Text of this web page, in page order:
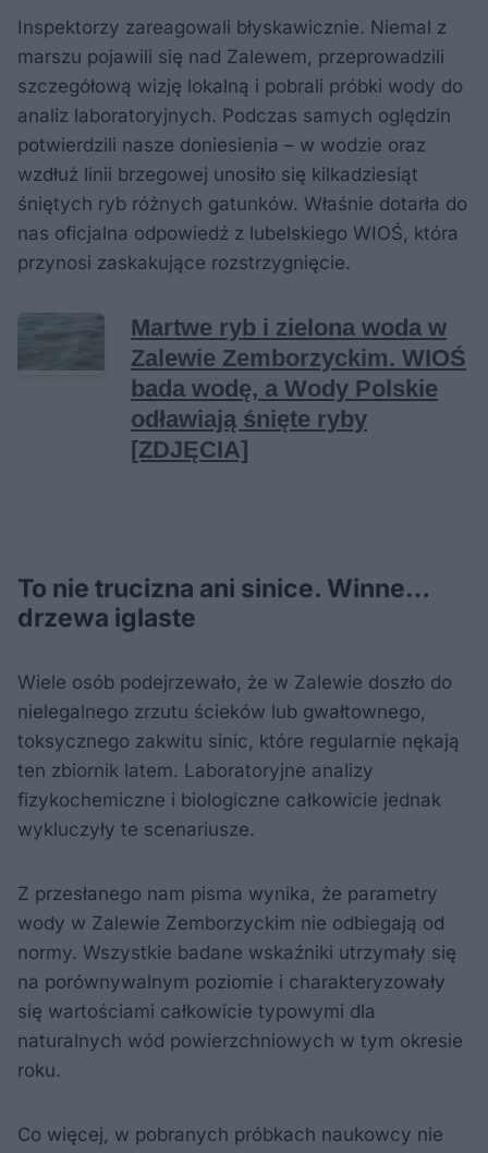
Inspektorzy zareagowali błyskawicznie. Niemal z
marszu pojawili się nad Zalewem, przeprowadzili
szczegółową wizję lokalną i pobrali próbki wody do
analiz laboratoryjnych. Podczas samych oględzin
potwierdzili nasze doniesienia – w wodzie oraz
wzdłuż linii brzegowej unosiło się kilkadziesiąt
śniętych ryb różnych gatunków. Właśnie dotarła do
nas oficjalna odpowiedź z lubelskiego WIOŚ, która
przynosi zaskakujące rozstrzygnięcie.
To nie trucizna ani sinice. Winne…
drzewa iglaste
Wiele osób podejrzewało, że w Zalewie doszło do
nielegalnego zrzutu ścieków lub gwałtownego,
toksycznego zakwitu sinic, które regularnie nękają
ten zbiornik latem. Laboratoryjne analizy
fizykochemiczne i biologiczne całkowicie jednak
wykluczyły te scenariusze.
Z przesłanego nam pisma wynika, że parametry
wody w Zalewie Zemborzyckim nie odbiegają od
normy. Wszystkie badane wskaźniki utrzymały się
na porównywalnym poziomie i charakteryzowały
się wartościami całkowicie typowymi dla
naturalnych wód powierzchniowych w tym okresie
roku.
Co więcej, w pobranych próbkach naukowcy nie